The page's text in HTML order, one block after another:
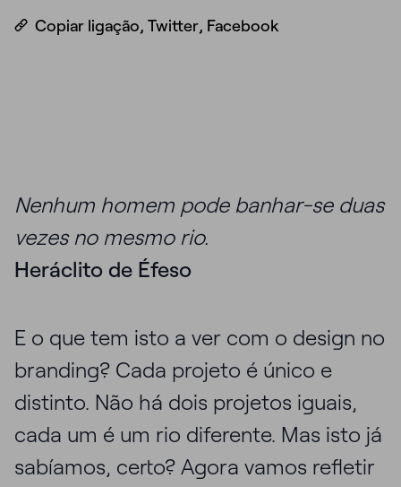
Copiar ligação, Twitter, Facebook
Nenhum homem pode banhar-se duas
vezes no mesmo rio.
Heráclito de Éfeso
E o que tem isto a ver com o design no
branding? Cada projeto é único e
distinto. Não há dois projetos iguais,
cada um é um rio diferente. Mas isto já
sabíamos, certo? Agora vamos refletir